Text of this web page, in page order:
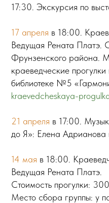
17:30. Экскурсия по
17 апреля в 18:00.
Ведущая Рената Платэ.
Фрунзенского района.
краеведческие
библиотеке №5
kraevedcheskaya-
21 апреля в 17:00.
до Я»: Елена Адрианова
14 мая в 18:00.
Ведущая Рената Платэ.
Стоимость прогулки:
Место сбора группы: у